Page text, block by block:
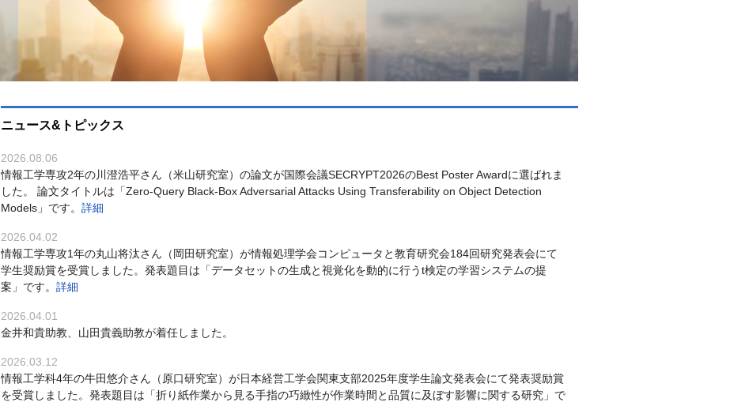
ニュース&トピックス
2026.08.06
情報工学専攻2年の川澄浩平さん（米山研究室）の論文が国際会議SECRYPT2026のBest Poster Awardに選ばれま
した。 論文タイトルは「Zero-Query Black-Box Adversarial Attacks Using Transferability on Object Detection
Models」です。 詳細
2026.04.02
情報工学専攻1年の丸山将汰さん（岡田研究室）が情報処理学会コンピュータと教育研究会184回研究発表会にて
学生奨励賞を受賞しました。発表題目は「データセットの生成と視覚化を動的に行うt検定の学習システムの提
案」です。 詳細
2026.04.01
金井和貴助教、山田貴義助教が着任しました。
2026.03.12
情報工学科4年の牛田悠介さん（原口研究室）が日本経営工学会関東支部2025年度学生論文発表会にて発表奨励賞
を受賞しました。発表題目は「折り紙作業から見る手指の巧緻性が作業時間と品質に及ぼす影響に関する研究」で